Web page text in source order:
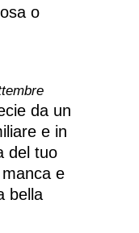
o
da un
e in
del tuo
e
bella